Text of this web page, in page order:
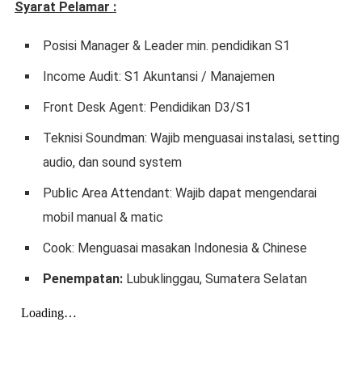
Syarat Pelamar :
Posisi Manager & Leader min. pendidikan S1
Income Audit: S1 Akuntansi / Manajemen
Front Desk Agent: Pendidikan D3/S1
Teknisi Soundman: Wajib menguasai instalasi, setting
audio, dan sound system
Public Area Attendant: Wajib dapat mengendarai
mobil manual & matic
Cook: Menguasai masakan Indonesia & Chinese
Penempatan: Lubuklinggau, Sumatera Selatan